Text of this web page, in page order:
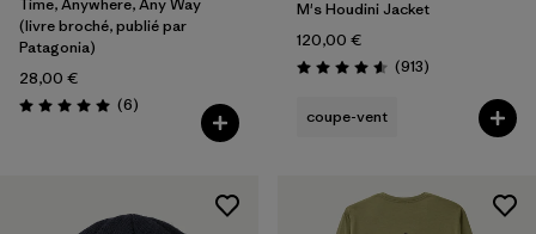
Time, Anywhere, Any Way
(livre broché, publié par
Patagonia)
28,00 €
Évaluation: 5.0 / 5
(6Avis
)
M's Houdini Jacket
120,00 €
Évaluation: 4.6 / 5
(913Avis
)
coupe-vent